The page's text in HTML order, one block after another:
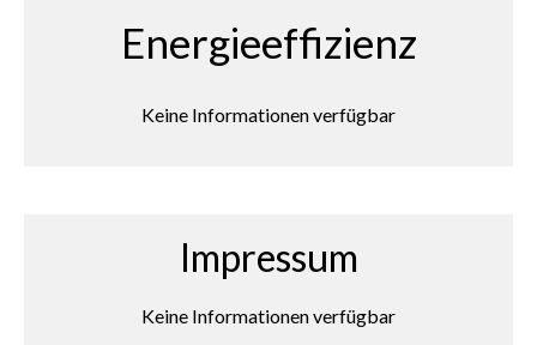
Energieeffizienz
Keine Informationen verfügbar
Impressum
Keine Informationen verfügbar